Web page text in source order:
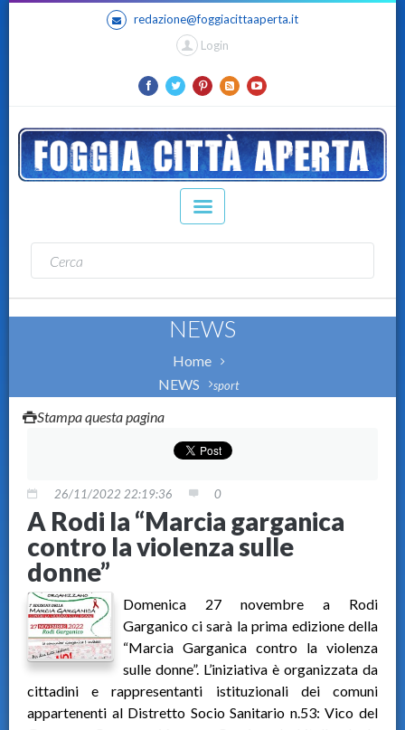
redazione@foggiacittaaperta.it
Login
NEWS
Home
NEWS
sport
Stampa questa pagina
26/11/2022 22:19:36 0
A Rodi la “Marcia garganica
contro la violenza sulle
donne”
Domenica 27 novembre a Rodi
Garganico ci sarà la prima edizione della
“Marcia Garganica contro la violenza
sulle donne”. L’iniziativa è organizzata da
cittadini e rappresentanti istituzionali dei comuni
appartenenti al Distretto Socio Sanitario n.53: Vico del